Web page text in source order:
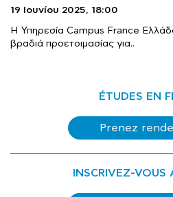
19 Ιουνίου 2025, 18:00
Η Υπηρεσία Campus France
βραδιά προετοιμασίας για..
ÉTUDES EN
Prenez
INSCRIVEZ-VOUS